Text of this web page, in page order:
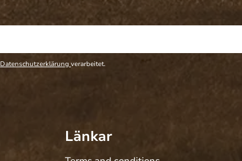
Datenschutzerklärung verarbeitet.
Länkar